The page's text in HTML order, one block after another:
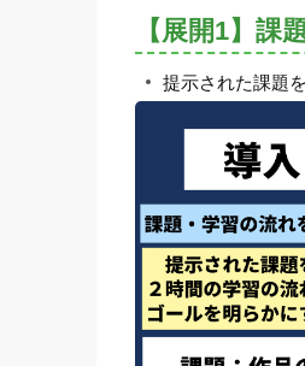
【展開1】課
提示された課題